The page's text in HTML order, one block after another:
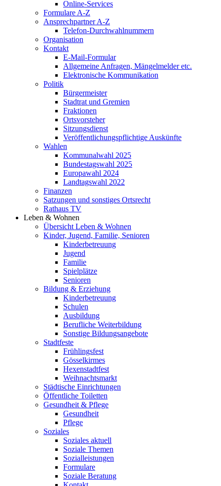
Online-Services
Formulare A-Z
Ansprechpartner A-Z
Telefon-Durchwahlnummern
Organisation
Kontakt
E-Mail-Formular
Allgemeine Anfragen, Mängelmelder etc.
Elektronische Kommunikation
Politik
Bürgermeister
Stadtrat und Gremien
Fraktionen
Ortsvorsteher
Sitzungsdienst
Veröffentlichungspflichtige Auskünfte
Wahlen
Kommunalwahl 2025
Bundestagswahl 2025
Europawahl 2024
Landtagswahl 2022
Finanzen
Satzungen und sonstiges Ortsrecht
Rathaus TV
Leben & Wohnen
Übersicht Leben & Wohnen
Kinder, Jugend, Familie, Senioren
Kinderbetreuung
Jugend
Familie
Spielplätze
Senioren
Bildung & Erziehung
Kinderbetreuung
Schulen
Ausbildung
Berufliche Weiterbildung
Sonstige Bildungsangebote
Stadtfeste
Frühlingsfest
Gösselkirmes
Hexenstadtfest
Weihnachtsmarkt
Städtische Einrichtungen
Öffentliche Toiletten
Gesundheit & Pflege
Gesundheit
Pflege
Soziales
Soziales aktuell
Soziale Themen
Sozialleistungen
Formulare
Soziale Beratung